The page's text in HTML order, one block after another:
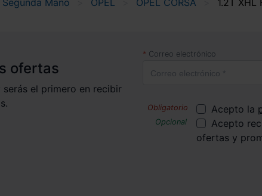
ofertas
el primero en recibir
Correo electrónico
Acepto la
Acepto
ofertas y